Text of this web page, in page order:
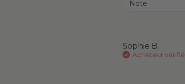
Note
Sophie B.
Acheteur vérifié